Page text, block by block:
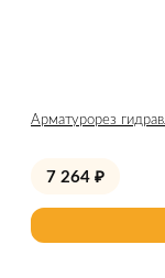
Арматурорез
7 264 ₽